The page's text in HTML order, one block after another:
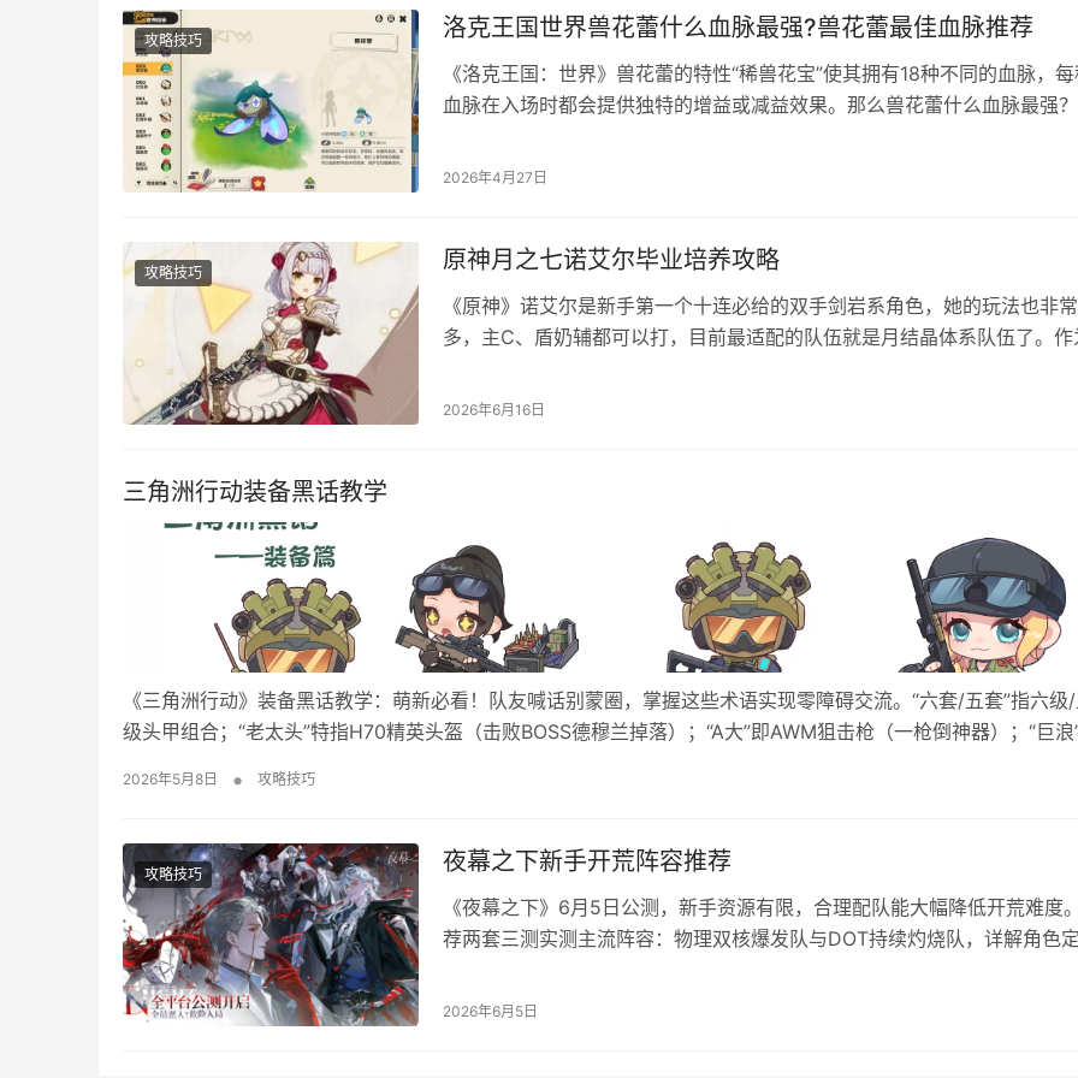
攻略技巧 洛克王国世界兽花蕾什么血脉最强?兽花蕾最佳血脉推荐
《洛克王国：世界》兽花蕾的特性“稀兽花宝”使其拥有18种不同的血脉，每
血脉在入场时都会提供独特的增益或减益效果。那么兽花蕾什么血脉最强？
PVP（玩家对战）中最受推荐的，能有效削弱对手核心输出手的爆发能力，
2026年4月27日
攻略技巧 原神月之七诺艾尔毕业培养攻略
《原神》诺艾尔是新手第一个十连必给的双手剑岩系角色，她的玩法也非常
多，主C、盾奶辅都可以打，目前最适配的队伍就是月结晶体系队伍了。作
一、天赋推荐 普攻攻击A、元素战技E、元素爆发Q三个均升，不用专门拉某
2026年6月16日
三角洲行动装备黑话教学
《三角洲行动》装备黑话教学：萌新必看！队友喊话别蒙圈，掌握这些术语实现零障碍交流。“六套/五套”指六级/
级头甲组合；“老太头”特指H70精英头盔（击败BOSS德穆兰掉落）；“A大”即AWM狙击枪（一枪倒神器）；“巨浪
攻”（全装刚枪）等战术…
2026年5月8日 • 攻略技巧
攻略技巧 夜幕之下新手开荒阵容推荐
《夜幕之下》6月5日公测，新手资源有限，合理配队能大幅降低开荒难度
荐两套三测实测主流阵容：物理双核爆发队与DOT持续灼烧队，详解角色定
荒阵容搭配推荐 推荐一、野狼歼灭+红手套+嘀嗒+白镰刀+提线人（物理万
2026年6月5日